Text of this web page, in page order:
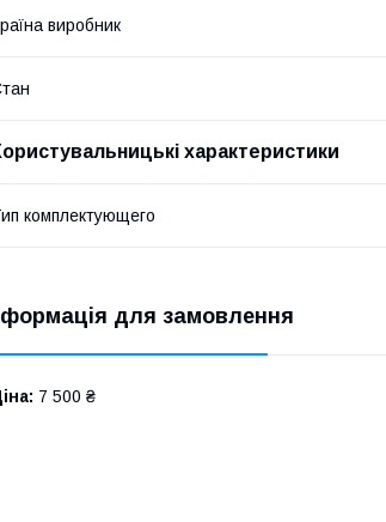
виробник
характеристики
комплектующего
для замовлення
7 500 ₴